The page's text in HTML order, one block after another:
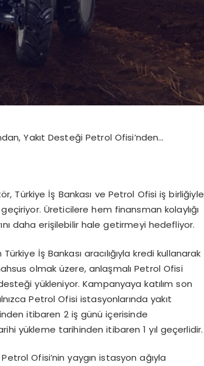
Yakıt Desteği Petrol Ofisi’nden…
Türkiye İş Bankası ve Petrol Ofisi iş birliğiyle
Üreticilere hem finansman kolaylığı
daha erişilebilir hale getirmeyi hedefliyor.
İş Bankası aracılığıyla kredi kullanarak
olmak üzere, anlaşmalı Petrol Ofisi
yükleniyor. Kampanyaya katılım son
Petrol Ofisi istasyonlarında yakıt
itibaren 2 iş günü içerisinde
yükleme tarihinden itibaren 1 yıl geçerlidir.
Ofisi’nin yaygın istasyon ağıyla